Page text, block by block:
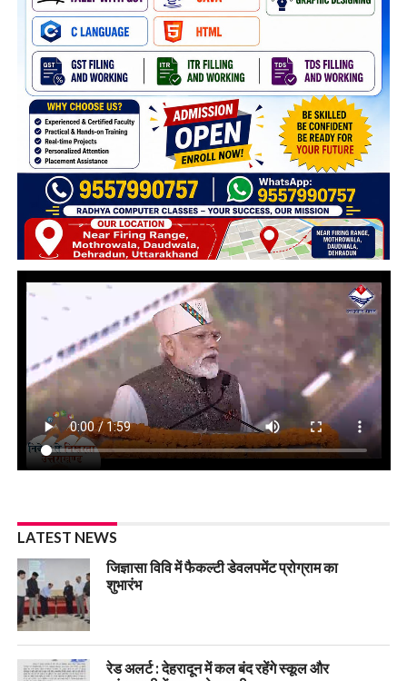
LATEST NEWS
जिज्ञासा विवि में फैकल्टी डेवलपमेंट प्रोग्राम का
शुभारंभ
रेड अलर्ट : देहरादून में कल बंद रहेंगे स्कूल और